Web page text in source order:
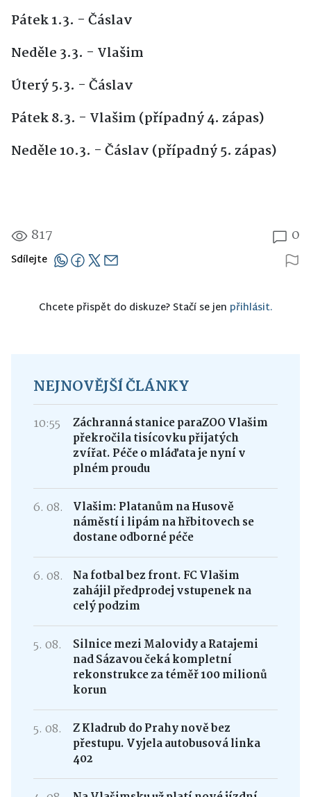
Pátek 1.3. - Čáslav
Neděle 3.3. - Vlašim
Úterý 5.3. - Čáslav
Pátek 8.3. - Vlašim (případný 4. zápas)
Neděle 10.3. - Čáslav (případný 5. zápas)
817 0
Sdílejte
Chcete přispět do diskuze? Stačí se jen přihlásit.
NEJNOVĚJŠÍ ČLÁNKY
10:55
Záchranná stanice paraZOO Vlašim
překročila tisícovku přijatých
zvířat. Péče o mláďata je nyní v
plném proudu
6. 08.
Vlašim: Platanům na Husově
náměstí i lipám na hřbitovech se
dostane odborné péče
6. 08.
Na fotbal bez front. FC Vlašim
zahájil předprodej vstupenek na
celý podzim
5. 08.
Silnice mezi Malovidy a Ratajemi
nad Sázavou čeká kompletní
rekonstrukce za téměř 100 milionů
korun
5. 08.
Z Kladrub do Prahy nově bez
přestupu. Vyjela autobusová linka
402